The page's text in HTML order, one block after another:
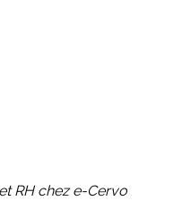
RH chez e-Cervo